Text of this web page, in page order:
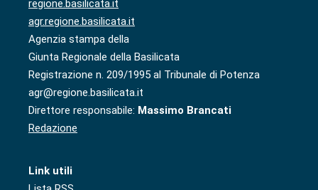
regione.basilicata.it
agr.regione.basilicata.it
Agenzia stampa della
Giunta Regionale della Basilicata
Registrazione n. 209/1995 al Tribunale di Potenza
agr@regione.basilicata.it
Direttore responsabile: Massimo Brancati
Redazione
Link utili